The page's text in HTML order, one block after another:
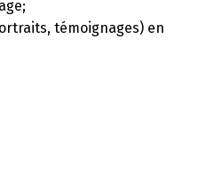
témoignages) en